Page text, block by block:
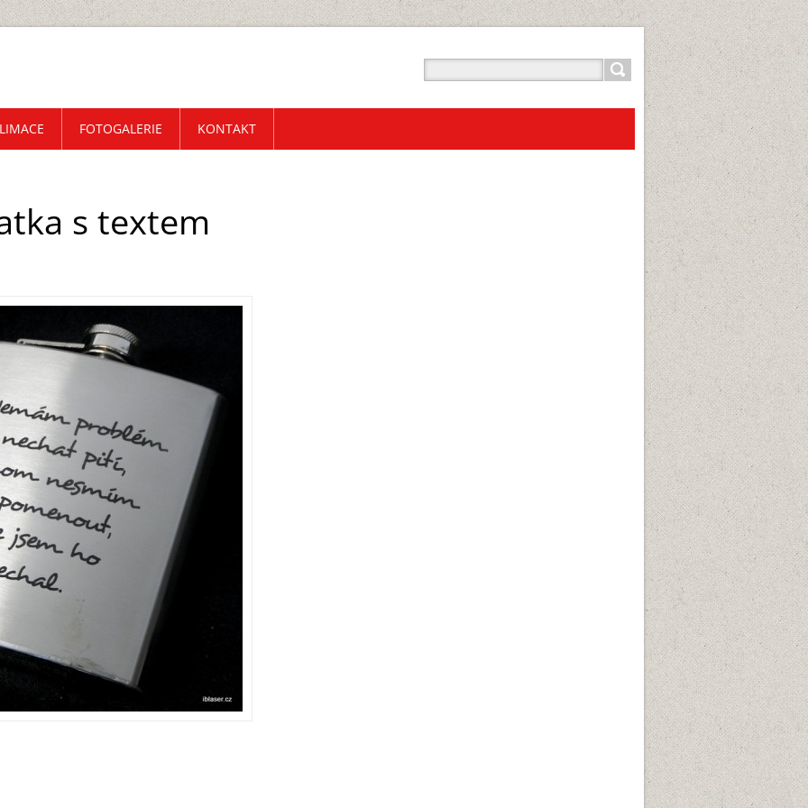
s textem
FOTOGALERIE KONTAKT